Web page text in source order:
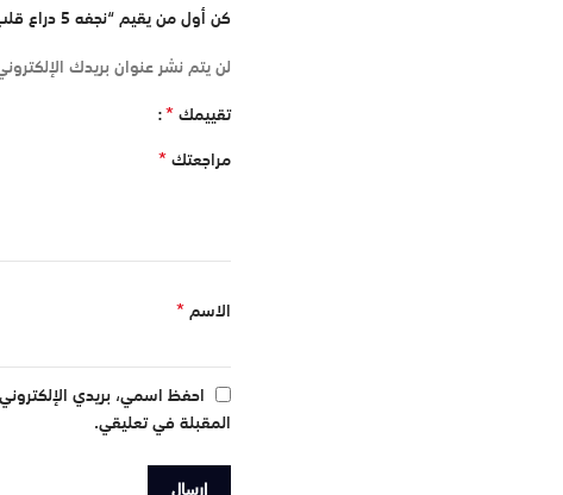
كن أول من يقيم “نجفه 5 دراع قلب مربع”
لن يتم نشر عنوان بريدك
تقييمك*
مراجعتك*
الاسم*
احفظ اسمي، بريدي
المقبلة في تعليقي.